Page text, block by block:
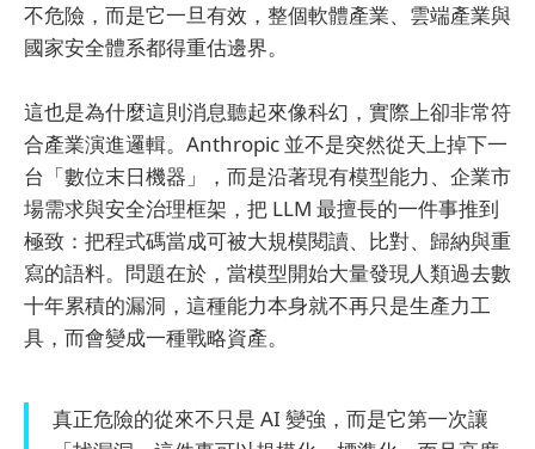
不危險，而是它一旦有效，整個軟體產業、雲端產業與
國家安全體系都得重估邊界。
這也是為什麼這則消息聽起來像科幻，實際上卻非常符
合產業演進邏輯。Anthropic 並不是突然從天上掉下一
台「數位末日機器」，而是沿著現有模型能力、企業市
場需求與安全治理框架，把 LLM 最擅長的一件事推到
極致：把程式碼當成可被大規模閱讀、比對、歸納與重
寫的語料。問題在於，當模型開始大量發現人類過去數
十年累積的漏洞，這種能力本身就不再只是生產力工
具，而會變成一種戰略資產。
真正危險的從來不只是 AI 變強，而是它第一次讓